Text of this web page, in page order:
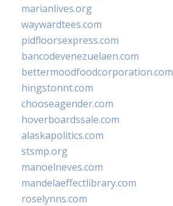
marianlives.org
waywardtees.com
pidfloorsexpress.com
bancodevenezuelaen.com
bettermoodfoodcorporation.com
hingstonnt.com
chooseagender.com
hoverboardssale.com
alaskapolitics.com
stsmp.org
manoelneves.com
mandelaeffectlibrary.com
roselynns.com